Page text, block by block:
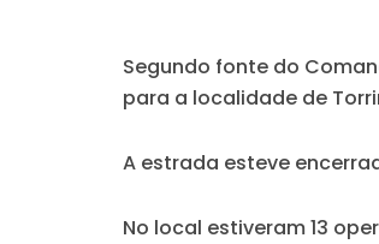
Segundo fonte do
para a localidade de
A estrada esteve
No local estiveram 13